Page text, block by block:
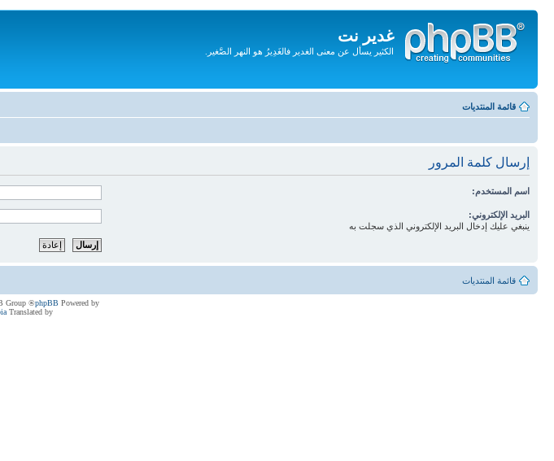
غدير نت
الكثير يسأل عن معنى الغدير فالغَدِيرُ هو النهر الصَّغير.
المحتويات
قائمة المنتديات
إرسال كلمة المرور
اسم المستخدم:
البريد الإلكتروني:
ينبغي عليك إدخال البريد الإلكتروني الذي سجلت به
قائمة المنتديات
Powered by
phpBB
® Forum Software © phpBB Group
Translated by